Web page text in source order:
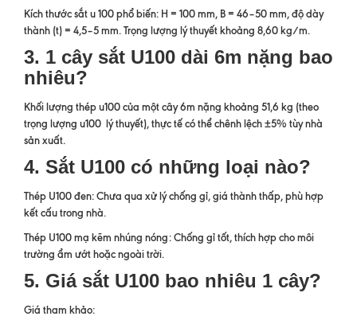
Kích thước sắt u 100 phổ biến: H = 100 mm, B = 46–50 mm, độ dày
thành (t) = 4,5–5 mm. Trọng lượng lý thuyết khoảng 8,60 kg/m.
3. 1 cây sắt U100 dài 6m nặng bao
nhiêu?
Khối lượng thép u100 của một cây 6m nặng khoảng 51,6 kg (theo
trọng lượng u100 lý thuyết), thực tế có thể chênh lệch ±5% tùy nhà
sản xuất.
4. Sắt U100 có những loại nào?
Thép U100 đen: Chưa qua xử lý chống gỉ, giá thành thấp, phù hợp
kết cấu trong nhà.
Thép U100 mạ kẽm nhúng nóng: Chống gỉ tốt, thích hợp cho môi
trường ẩm ướt hoặc ngoài trời.
5. Giá sắt U100 bao nhiêu 1 cây?
Giá tham khảo: